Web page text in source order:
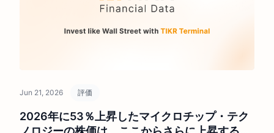
Jun 21, 2026 評価
2026年に53％上昇したマイクロチップ・テク